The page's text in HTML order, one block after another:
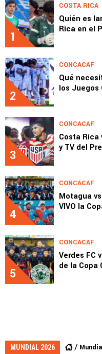
1
COSTA RICA
Quién es
Rica en el
2
CONCACAF
Qué
los Juegos
3
CONCACAF
Costa Rica
y TV del
4
CONCACAF
Motagua
VIVO la
5
CONCACAF
Verdes FC
de la Copa
MUNDIAL 2026